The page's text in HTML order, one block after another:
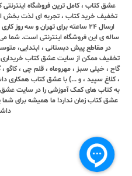
عشق کتاب ، کامل ترین فروشگاه
تخفیف خرید کتاب ، تجربه ای لذت بخش از
ارسال ٢٤ ساعته برای تهران و سه
ساله ی این فروشگاه اینترنتی است. شما
در مقاطع پیش دبستانی ، ابتدایی،
تخفیف ممکن از سایت عشق کتاب خریداری
گاج ، خیلی سبز ، مهروماه ، قلم چی ، کاگو ،
، کلاغ سپید ، و ...) با عشق کتاب همکاری
به کتاب های کمک آموزشی را در سایت
عشق کتاب زمان ندارد! ما همیشه برای